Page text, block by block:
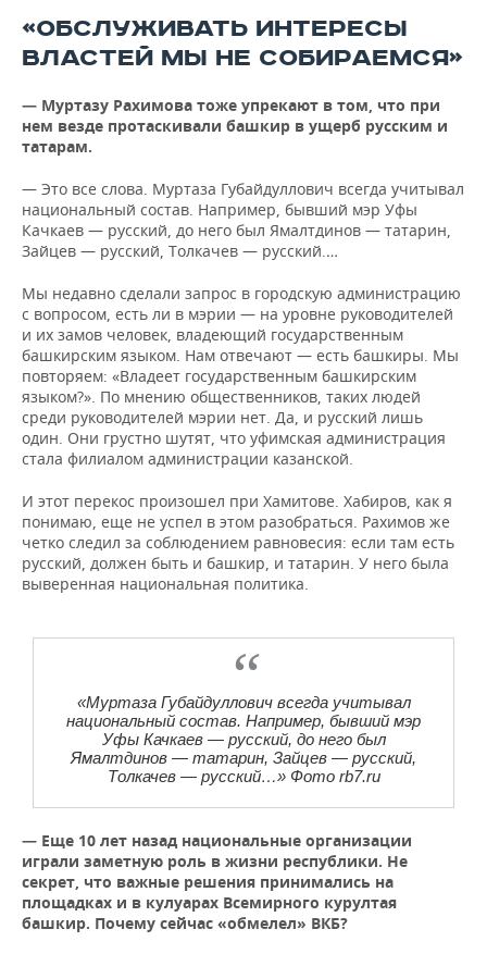
«ОБСЛУЖИВАТЬ ИНТЕРЕСЫ
ВЛАСТЕЙ МЫ НЕ СОБИРАЕМСЯ»
— Муртазу Рахимова тоже упрекают в том, что при
нем везде протаскивали башкир в ущерб русским и
татарам.
— Это все слова. Муртаза Губайдуллович всегда учитывал
национальный состав. Например, бывший мэр Уфы
Качкаев — русский, до него был Ямалтдинов — татарин,
Зайцев — русский, Толкачев — русский.…
Мы недавно сделали запрос в городскую администрацию
с вопросом, есть ли в мэрии — на уровне руководителей
и их замов человек, владеющий государственным
башкирским языком. Нам отвечают — есть башкиры. Мы
повторяем: «Владеет государственным башкирским
языком?». По мнению общественников, таких людей
среди руководителей мэрии нет. Да, и русский лишь
один. Они грустно шутят, что уфимская администрация
стала филиалом администрации казанской.
И этот перекос произошел при Хамитове. Хабиров, как я
понимаю, еще не успел в этом разобраться. Рахимов же
четко следил за соблюдением равновесия: если там есть
русский, должен быть и башкир, и татарин. У него была
выверенная национальная политика.
«Муртаза Губайдуллович всегда учитывал
национальный состав. Например, бывший мэр
Уфы Качкаев — русский, до него был
Ямалтдинов — татарин, Зайцев — русский,
Толкачев — русский…» Фото rb7.ru
— Еще 10 лет назад национальные организации
играли заметную роль в жизни республики. Не
секрет, что важные решения принимались на
площадках и в кулуарах Всемирного курултая
башкир. Почему сейчас «обмелел» ВКБ?